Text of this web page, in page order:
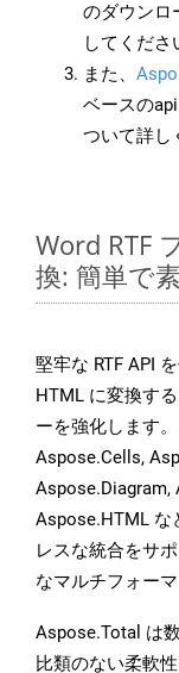
のダウンロ
してくださ
また、
ベースの
ついて詳し
Word RTF
換: 簡単で
堅牢な RTF API
HTML に変換す
ーを強化します
Aspose.Cells,
Aspose.Diagram,
Aspose.HTML な
レスな統合をサ
なマルチフォー
Aspose.Total は
比類のない柔軟